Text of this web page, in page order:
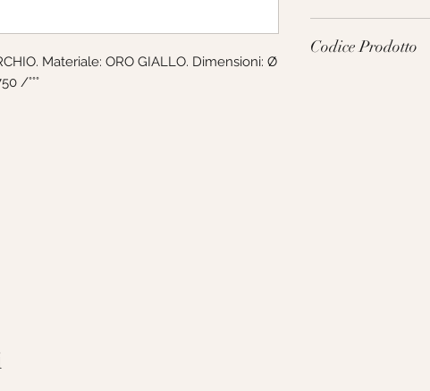
Materiale: ORO GIALLO. Dimensioni: Ø
/°°°
Codice Prodotto